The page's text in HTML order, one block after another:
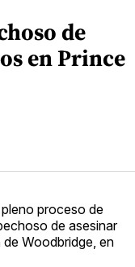
de
en Prince
proceso de
de asesinar
Woodbridge, en